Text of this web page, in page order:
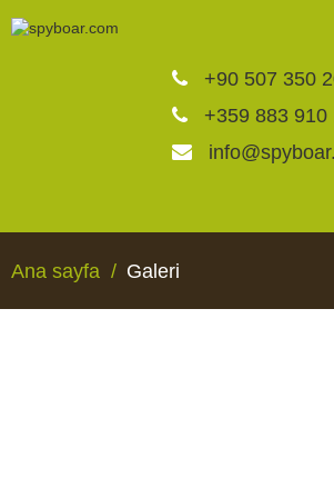
+90 507 350
+359 883 910
Av kameraları
Ana sayfa Galeri